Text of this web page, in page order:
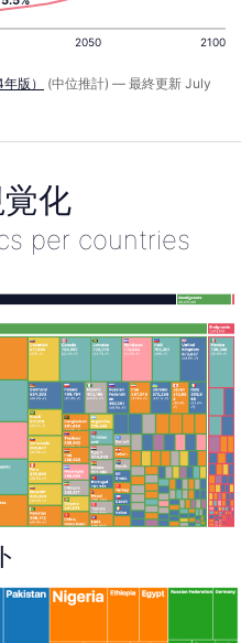
2050 2100
版）
(中位推計) — 最終更新 July
化
per countries